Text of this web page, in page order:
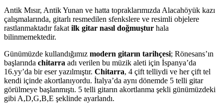
Antik Mısır, Antik Yunan ve hatta topraklarımızda Alacahöyük kazı
çalışmalarında, gitarlı resmedilen sfenkslere ve resimli objelere
rastlanmaktadır fakat ilk gitar nasıl doğmuştur hala
bilinmemektedir.
Günümüzde kullandığımız modern gitarın tarihçesi; Rönesans’ın
başlarında chitarra adı verilen bu müzik aleti için İspanya’da
16.yy’da bir eser yazılmıştır. Chitarra, 4 çift telliydi ve her çift tel
kendi içinde akortlanıyordu. İtalya’da aynı dönemde 5 telli gitar
görülmeye başlanmıştı. 5 telli gitarın akortlanma şekli günümüzdeki
gibi A,D,G,B,E şeklinde ayarlandı.